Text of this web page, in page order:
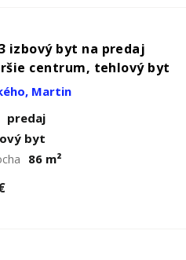
3 izbový byt na predaj
centrum, tehlový byt
Martin
predaj
byt
86 m²